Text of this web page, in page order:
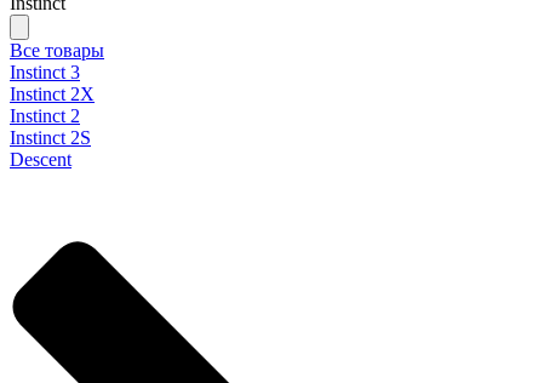
Все товары
Instinct 3
Instinct 2X
Instinct 2
Instinct 2S
Descent